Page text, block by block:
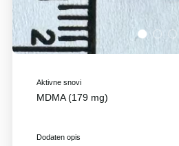
1 2 3
Aktivne snovi
MDMA (179 mg)
Dodaten opis